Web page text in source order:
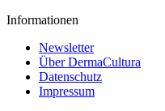
Informationen
Newsletter
Über DermaCultura
Datenschutz
Impressum